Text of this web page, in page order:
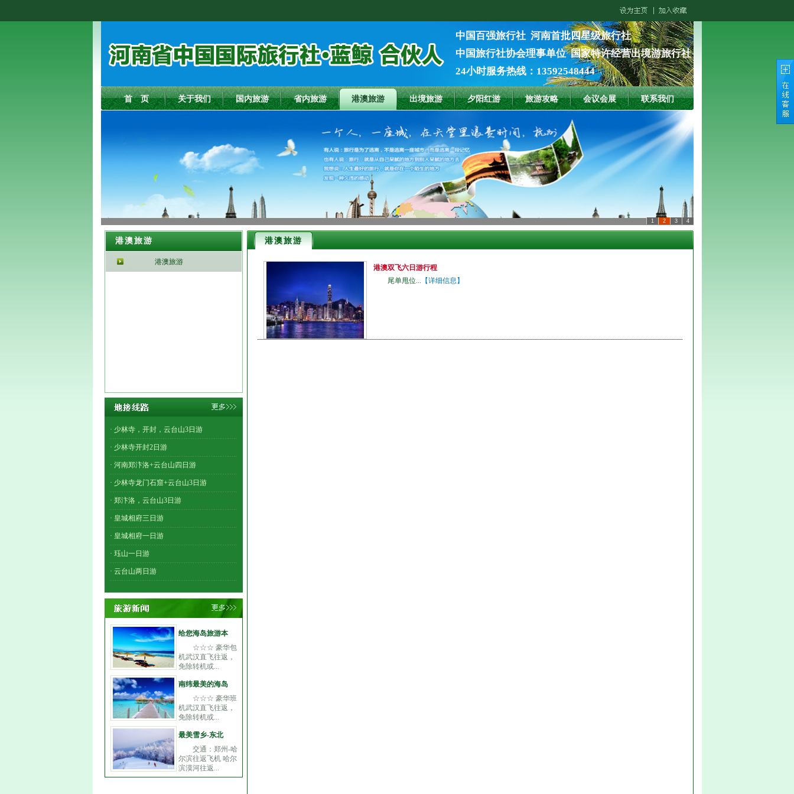
中国百强旅行社 河南首批四星级旅行社
中国旅行社协会理事单位 国家特许经营出境游旅行社
24小时服务热线：13592548444
首 页 关于我们 国内旅游 省内旅游 港澳旅游 出境旅游 夕阳红游 旅游攻略 会议会展 联系我们
1 2 3 4
港澳旅游
港澳旅游
· 少林寺，开封，云台山3日游
· 少林寺开封2日游
· 河南郑汴洛+云台山四日游
· 少林寺龙门石窟+云台山3日游
· 郑汴洛，云台山3日游
· 皇城相府三日游
· 皇城相府一日游
· 珏山一日游
· 云台山两日游
给您海岛旅游本
☆☆☆ 豪华包
机武汉直飞往返，
免除转机或...
南纬最美的海岛
☆☆☆ 豪华班
机武汉直飞往返，
免除转机或...
最美雪乡-东北
交通：郑州-哈
尔滨往返飞机 哈尔
滨漠河往返...
港澳旅游
港澳双飞六日游行程
尾单甩位... 【详细信息】